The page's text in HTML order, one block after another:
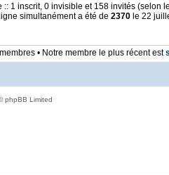
1 inscrit, 0 invisible et 158 invités (selon
simultanément a été de 2370 le 22
membres • Notre membre le plus récent est
phpBB Limited